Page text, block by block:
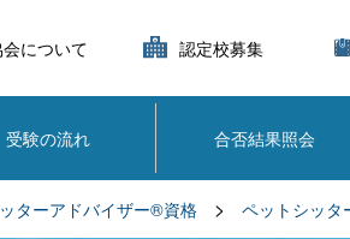
について 認定校募集
受験の流れ 合否結果照会
ターアドバイザー®資格 > ペットシッタ